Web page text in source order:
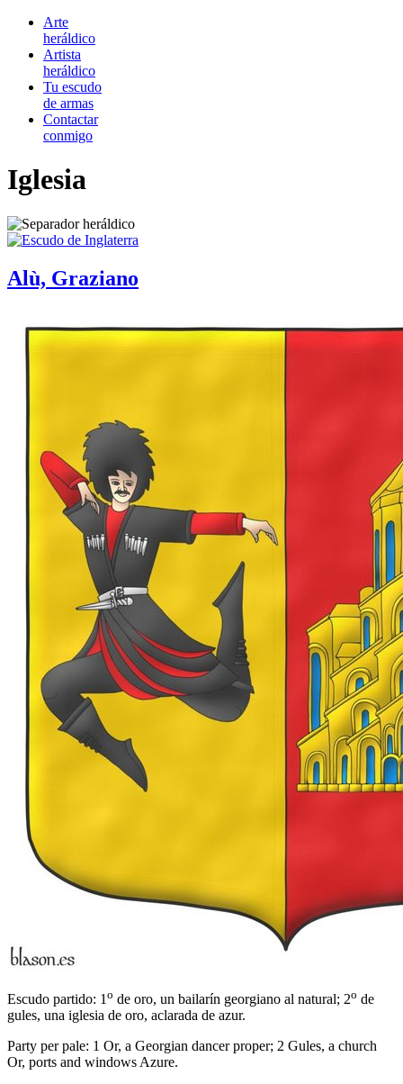
Arte
heráldico
Artista
heráldico
Tu escudo
de armas
Contactar
conmigo
Iglesia
Alù, Graziano
Escudo partido: 1 o de oro, un bailarín georgiano al natural; 2o de
gules, una iglesia de oro, aclarada de azur.
Party per pale: 1 Or, a Georgian dancer proper; 2 Gules, a church
Or, ports and windows Azure.